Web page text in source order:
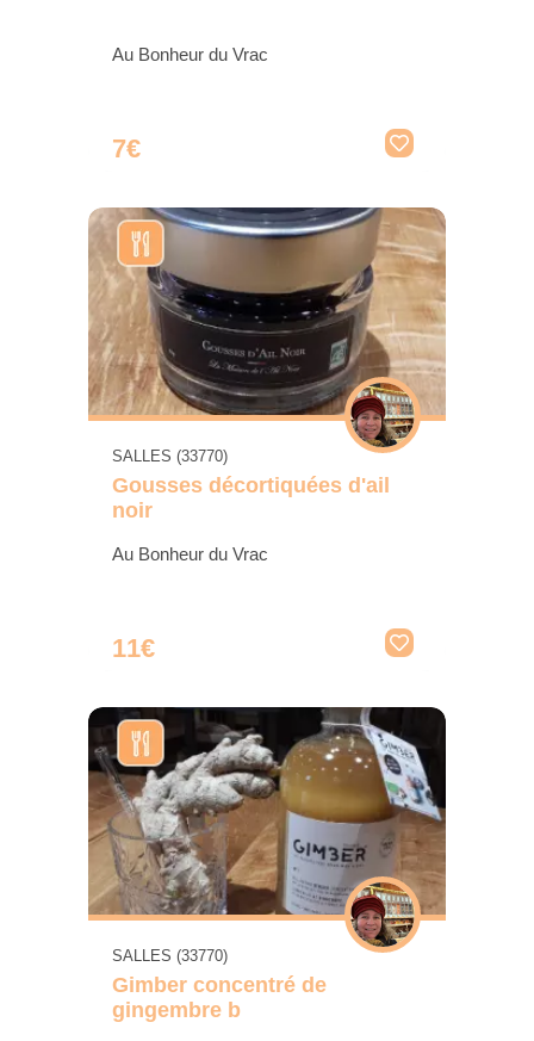
Au Bonheur du Vrac
7€
SALLES (33770)
Gousses décortiquées d'ail
noir
Au Bonheur du Vrac
11€
SALLES (33770)
Gimber concentré de
gingembre b